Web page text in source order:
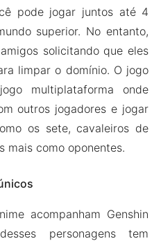
pode jogar juntos até 4
superior. No entanto,
solicitando que eles
limpar o domínio. O jogo
multiplataforma onde
outros jogadores e jogar
os sete, cavaleiros de
mais como oponentes.
acompanham Genshin
personagens tem